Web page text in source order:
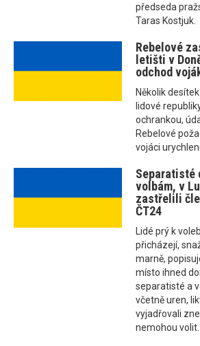
předseda
Taras Kostjuk.
Rebelové
letišti v
odchod
Několik
lidové
ochrankou,
Rebelové
vojáci
Separatisté
volbám, v
zastřelili
ČT24
Lidé prý k
přicházejí,
marně,
místo ihned
separatisté a
včetně uren,
vyjadřovali
nemohou volit.